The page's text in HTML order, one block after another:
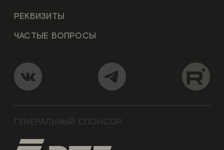
ГЕНЕРАЛЬНЫЙ СПОНСОР
РЕКВИЗИТЫ
ЧАСТЫЕ ВОПРОСЫ